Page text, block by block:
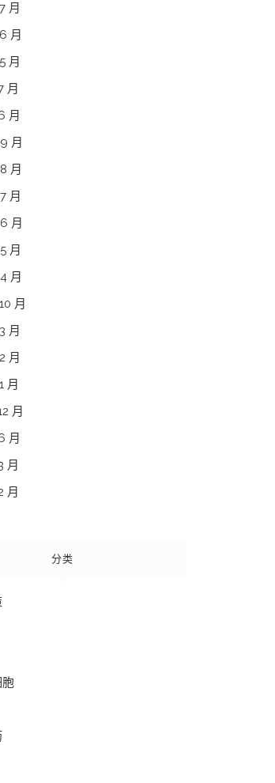
月
月
月
月
月
月
月
月
月
月
月
月
月
月
月
月
月
月
月
分类
胞